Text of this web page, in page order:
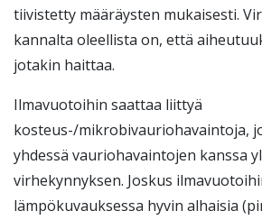
tiivistetty määräysten mukaisesti.
kannalta oleellista on, että
jotakin haittaa.
Ilmavuotoihin saattaa liittyä
kosteus-/mikrobivauriohavaintoja,
yhdessä vauriohavaintojen kanssa
virhekynnyksen. Joskus
lämpökuvauksessa hyvin alhaisia